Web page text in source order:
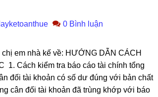
0 Bình luận
em nhà kế về: HƯỚNG DẪN CÁCH
1. Cách kiểm tra báo cáo tài chính tổng
đối tài khoản có số dư đúng với bản chất
cân đối tài khoản đã trùng khớp với báo